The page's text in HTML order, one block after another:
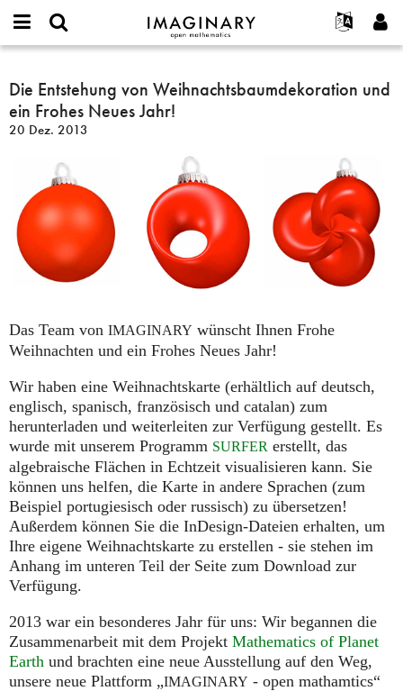
IMAGINARY
open
Français
Deutsch
Español
Türkçe
Programme
Galerien
Filme
Texte
Ausstellungen
Mehr...
Projekte
Mitmachen
or
username
*
Passwort
*
Neues Benutzerkonto erstellen
Neues Passwort anfordern
Suche
Die
Entstehung
von
Weihnachtsbaumdekoration
Frohes
Neues
Jahr!
Die Entstehung von Weihnachtsbaumdekoration und
ein Frohes Neues Jahr!
20 Dez. 2013
Das Team von IMAGINARY wünscht Ihnen Frohe
Weihnachten und ein Frohes Neues Jahr!
Wir haben eine Weihnachtskarte (erhältlich auf deutsch,
englisch, spanisch, französisch und catalan) zum
herunterladen und weiterleiten zur Verfügung gestellt. Es
wurde mit unserem Programm SURFER erstellt, das
algebraische Flächen in Echtzeit visualisieren kann. Sie
können uns helfen, die Karte in andere Sprachen (zum
Beispiel portugiesisch oder russisch) zu übersetzen!
Außerdem können Sie die InDesign-Dateien erhalten, um
Ihre eigene Weihnachtskarte zu erstellen - sie stehen im
Anhang im unteren Teil der Seite zum Download zur
Verfügung.
2013 war ein besonderes Jahr für uns: Wir begannen die
Zusammenarbeit mit dem Projekt Mathematics of Planet
Earth und brachten eine neue Ausstellung auf den Weg,
unsere neue Plattform „IMAGINARY - open mathamtics“